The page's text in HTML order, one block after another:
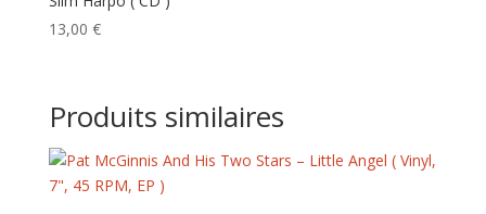
13,00 €
Produits similaires